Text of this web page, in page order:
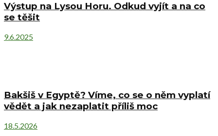
Výstup na Lysou Horu. Odkud vyjít a na co
se těšit
9.6.2025
Bakšiš v Egyptě? Víme, co se o něm vyplatí
vědět a jak nezaplatit příliš moc
18.5.2026